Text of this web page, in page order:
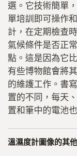
選。它技術簡單
單培訓即可操作
計，在定期檢查
氣候條件是否正
點。這是因為它
有些博物館會將
的維護工作。書
置的不同，每天
置和筆中的電池
溫濕度計圖像的其